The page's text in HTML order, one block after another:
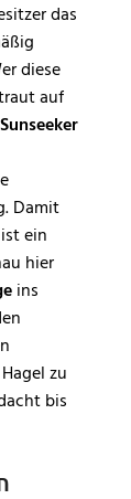
das
diese
auf
Sunseeker
Damit
ein
hier
ins
zu
bis